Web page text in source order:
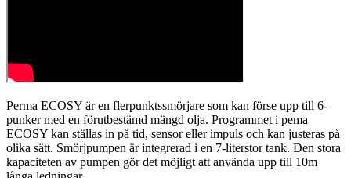
Perma ECOSY är en flerpunktssmörjare som kan förse upp till 6-
punker med en förutbestämd mängd olja. Programmet i pema
ECOSY kan ställas in på tid, sensor eller impuls och kan justeras på
olika sätt. Smörjpumpen är integrerad i en 7-literstor tank. Den stora
kapaciteten av pumpen gör det möjligt att använda upp till 10m